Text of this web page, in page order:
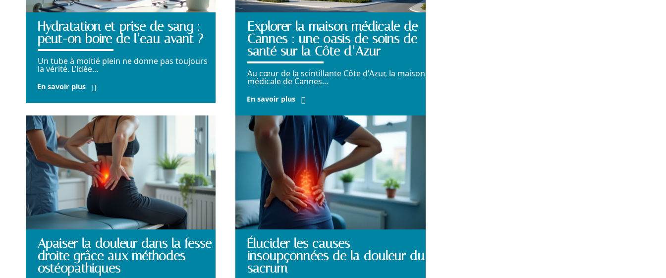
Hydratation et prise de sang :
peut-on boire de l’eau avant ?
Un tube à moitié plein ne donne pas toujours
la vérité. L’idée…
En savoir plus
Explorer la maison médicale de
Cannes : une oasis de soins de
santé sur la Côte d’Azur
Au cœur de la scintillante Côte d'Azur, la maison
médicale de Cannes…
En savoir plus
Apaiser la douleur dans la fesse
droite grâce aux méthodes
ostéopathiques
Élucider les causes
insoupçonnées de la douleur du
sacrum